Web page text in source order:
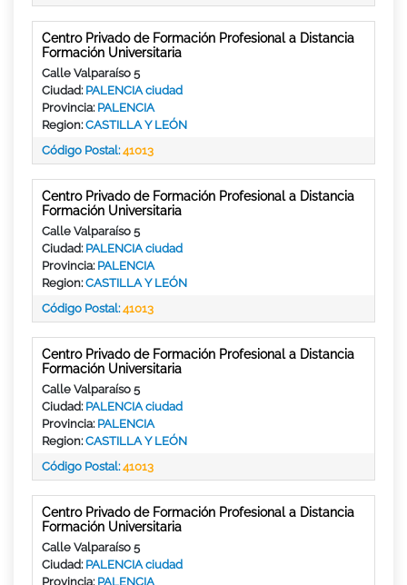
Centro Privado de Formación Profesional a Distancia
Formación Universitaria
Calle Valparaíso 5
Ciudad: PALENCIA ciudad
Provincia: PALENCIA
Region:CASTILLA Y LEÓN
Código Postal:41013
Centro Privado de Formación Profesional a Distancia
Formación Universitaria
Calle Valparaíso 5
Ciudad: PALENCIA ciudad
Provincia: PALENCIA
Region:CASTILLA Y LEÓN
Código Postal:41013
Centro Privado de Formación Profesional a Distancia
Formación Universitaria
Calle Valparaíso 5
Ciudad: PALENCIA ciudad
Provincia: PALENCIA
Region:CASTILLA Y LEÓN
Código Postal:41013
Centro Privado de Formación Profesional a Distancia
Formación Universitaria
Calle Valparaíso 5
Ciudad: PALENCIA ciudad
Provincia: PALENCIA